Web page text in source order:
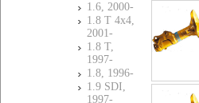
1.6, 2000-
1.8 T 4x4,
2001-
1.8 T,
1997-
1.8, 1996-
1.9 SDI,
1997-